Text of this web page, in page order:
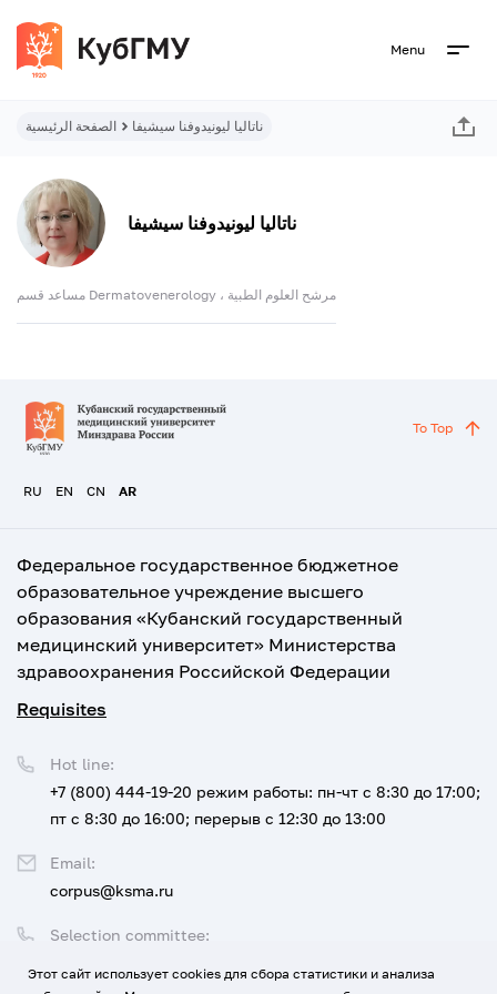
Menu
الصفحة الرئيسية ناتاليا ليونيدوفنا سيشيفا
ناتاليا ليونيدوفنا سيشيفا
مساعد قسم Dermatovenerology ، مرشح العلوم الطبية
RU EN CN AR
To Top
Федеральное государственное бюджетное
образовательное учреждение высшего
образования «Кубанский государственный
медицинский университет» Министерства
здравоохранения Российской Федерации
Requisites
Selection committee:
Hot line:
+7 (800) 444-19-20 режим работы: пн-чт с 8:30 до 17:00;
пт с 8:30 до 16:00; перерыв с 12:30 до 13:00
Email:
corpus@ksma.ru
Этот сайт использует cookies для сбора статистики и анализа